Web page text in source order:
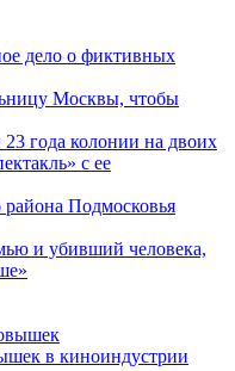
дело о фиктивных
Москвы, чтобы
года колонии на двоих
с ее
района Подмосковья
и убивший человека,
в киноиндустрии